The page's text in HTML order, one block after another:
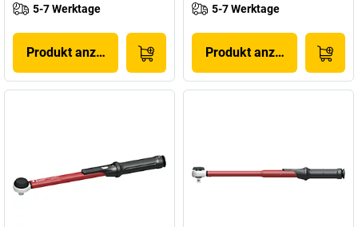
5-7 Werktage
Produkt anzeigen
5-7 Werktage
Produkt anzeigen